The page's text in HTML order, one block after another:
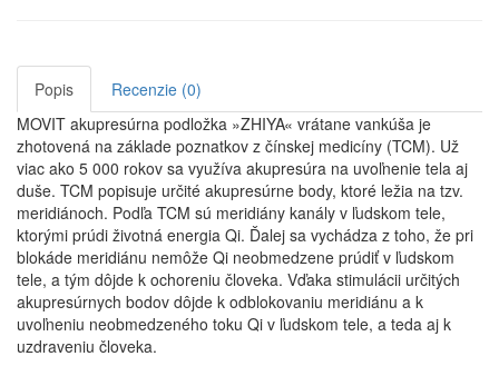
Popis
Recenzie (0)
MOVIT akupresúrna podložka »ZHIYA« vrátane vankúša je
zhotovená na základe poznatkov z čínskej medicíny (TCM). Už
viac ako 5 000 rokov sa využíva akupresúra na uvoľnenie tela aj
duše. TCM popisuje určité akupresúrne body, ktoré ležia na tzv.
meridiánoch. Podľa TCM sú meridiány kanály v ľudskom tele,
ktorými prúdi životná energia Qi. Ďalej sa vychádza z toho, že pri
blokáde meridiánu nemôže Qi neobmedzene prúdiť v ľudskom
tele, a tým dôjde k ochoreniu človeka. Vďaka stimulácii určitých
akupresúrnych bodov dôjde k odblokovaniu meridiánu a k
uvoľneniu neobmedzeného toku Qi v ľudskom tele, a teda aj k
uzdraveniu človeka.